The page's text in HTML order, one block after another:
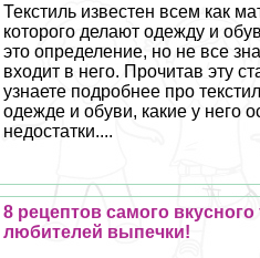
Текстиль известен всем как
которого делают одежду и
это определение, но не все
входит в него. Прочитав эту
узнаете подробнее про
одежде и обуви, какие у него
недостатки....
8 рецептов самого вкусного
любителей выпечки!